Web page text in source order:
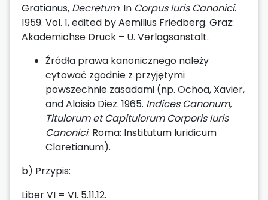
Gratianus, Decretum. In Corpus Iuris Canonici.
1959. Vol. 1, edited by Aemilius Friedberg. Graz:
Akademichse Druck – U. Verlagsanstalt.
Źródła prawa kanonicznego należy
cytować zgodnie z przyjętymi
powszechnie zasadami (np. Ochoa, Xavier,
and Aloisio Diez. 1965. Indices Canonum,
Titulorum et Capitulorum Corporis Iuris
Canonici. Roma: Institutum Iuridicum
Claretianum).
b) Przypis:
Liber VI = VI. 5.11.12.